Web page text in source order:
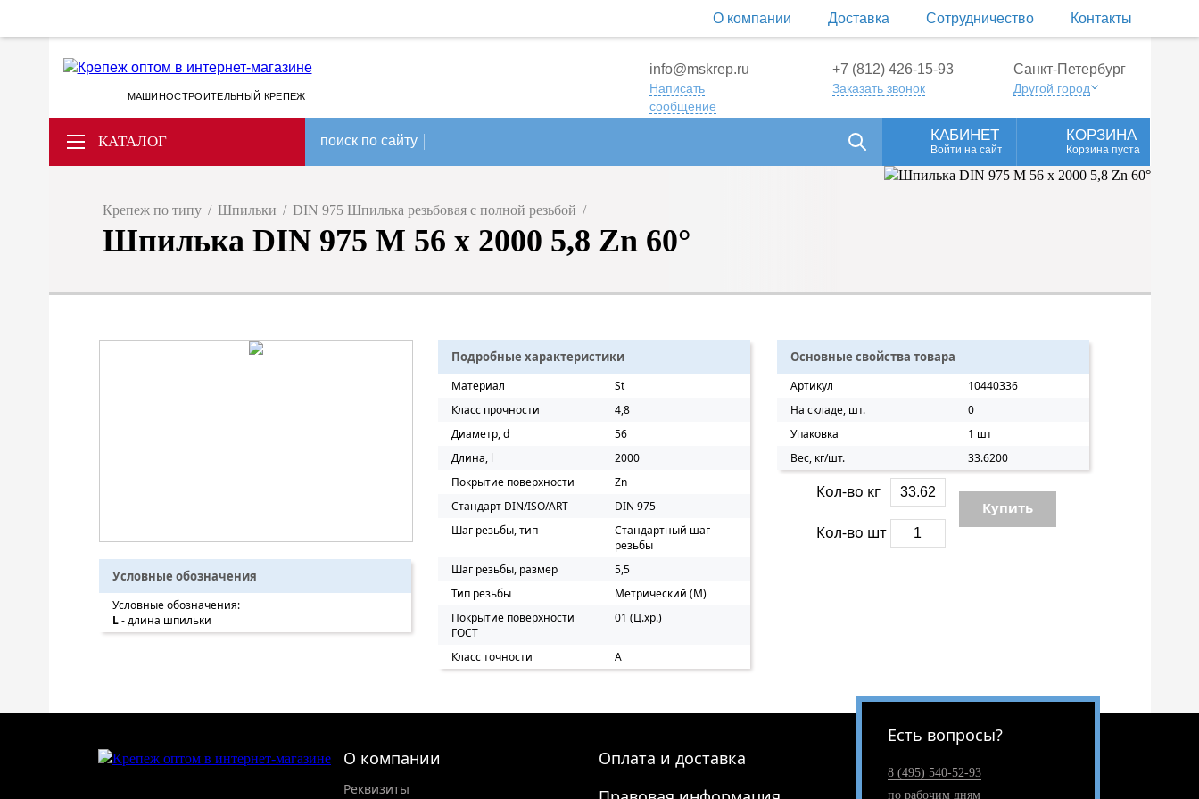
О компании Доставка Сотрудничество Контакты
МАШИНОСТРОИТЕЛЬНЫЙ КРЕПЕЖ
info@mskrep.ru
Написать
сообщение
+7 (812) 426-15-93
Заказать звонок
Санкт-Петербург
Другой город
КАТАЛОГ поиск по сайту КАБИНЕТ
Войти на сайт
КОРЗИНА
Корзина пуста
Крепеж по типу / Шпильки / DIN 975 Шпилька резьбовая с полной резьбой /
Шпилька DIN 975 М 56 х 2000 5,8 Zn 60°
Условные обозначения
Условные обозначения:
L- длина шпильки
Подробные характеристики
Материал
St
Класс прочности
4,8
Диаметр, d
56
Длина, l
2000
Покрытие поверхности
Zn
Стандарт DIN/ISO/ART
DIN 975
Шаг резьбы, тип
Стандартный шаг
резьбы
Шаг резьбы, размер
5,5
Тип резьбы
Метрический (M)
Покрытие поверхности
ГОСТ
01 (Ц.хр.)
Класс точности А
Основные свойства товара
Артикул
10440336
На складе, шт.
0
Упаковка
1 шт
Вес, кг/шт.
33.6200
Кол-во кг
Кол-во шт
Купить
О компании
Реквизиты
Оплата и доставка
Есть вопросы?
8 (495) 540-52-93
по рабочим дням